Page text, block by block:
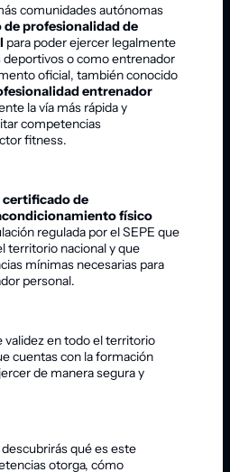
comunidades autónomas
profesionalidad de
para poder ejercer legalmente
o como entrenador
oficial, también conocido
entrenador
la vía más rápida y
competencias
fitness.
certificado de
físico
regulada por el SEPE que
territorio nacional y que
mínimas necesarias para
personal.
en todo el territorio
cuentas con la formación
de manera segura y
qué es este
otorga, cómo